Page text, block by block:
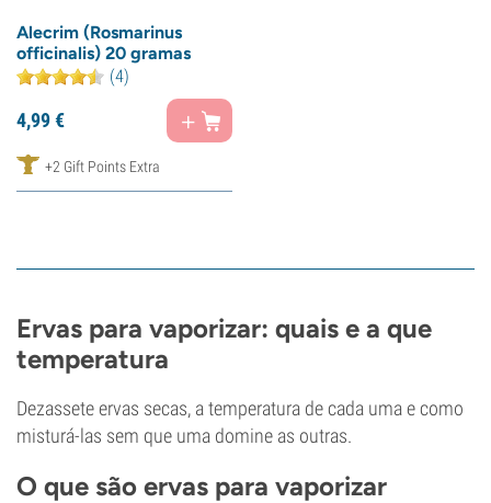
Alecrim (Rosmarinus
officinalis) 20 gramas
(4)
4,99€
+2 Gift Points Extra
Ervas para vaporizar: quais e a que
temperatura
Dezassete ervas secas, a temperatura de cada uma e como
misturá-las sem que uma domine as outras.
O que são ervas para vaporizar